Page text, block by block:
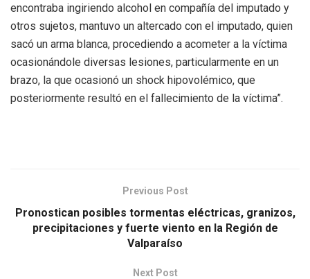
encontraba ingiriendo alcohol en compañía del imputado y
otros sujetos, mantuvo un altercado con el imputado, quien
sacó un arma blanca, procediendo a acometer a la víctima
ocasionándole diversas lesiones, particularmente en un
brazo, la que ocasionó un shock hipovolémico, que
posteriormente resultó en el fallecimiento de la víctima”.
Previous Post
Pronostican posibles tormentas eléctricas, granizos,
precipitaciones y fuerte viento en la Región de
Valparaíso
Next Post